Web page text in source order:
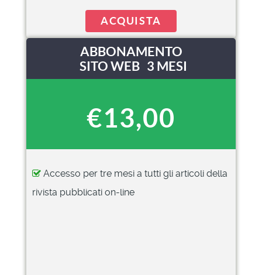
ACQUISTA
ABBONAMENTO
SITO WEB 3 MESI
€13,00
Accesso per tre mesi a tutti gli articoli della
rivista pubblicati on-line